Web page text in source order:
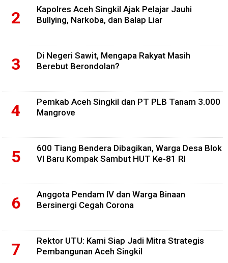
Kapolres Aceh Singkil Ajak Pelajar Jauhi
Bullying, Narkoba, dan Balap Liar
Di Negeri Sawit, Mengapa Rakyat Masih
Berebut Berondolan?
Pemkab Aceh Singkil dan PT PLB Tanam 3.000
Mangrove
600 Tiang Bendera Dibagikan, Warga Desa Blok
VI Baru Kompak Sambut HUT Ke-81 RI
Anggota Pendam IV dan Warga Binaan
Bersinergi Cegah Corona
Rektor UTU: Kami Siap Jadi Mitra Strategis
Pembangunan Aceh Singkil